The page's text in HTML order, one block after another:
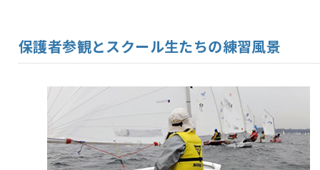
保護者参観とスクール生たちの練習風景